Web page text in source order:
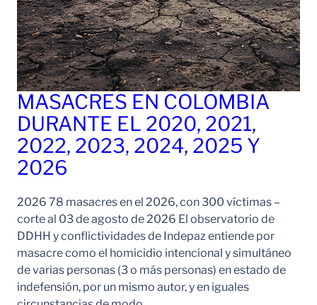
MASACRES EN COLOMBIA
DURANTE EL 2020, 2021,
2022, 2023, 2024, 2025 Y
2026
2026 78 masacres en el 2026, con 300 víctimas –
corte al 03 de agosto de 2026 El observatorio de
DDHH y conflictividades de Indepaz entiende por
masacre como el homicidio intencional y simultáneo
de varias personas (3 o más personas) en estado de
indefensión, por un mismo autor, y en iguales